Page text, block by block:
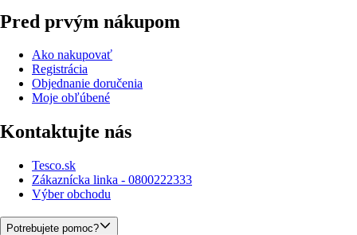
Pred prvým nákupom
Ako nakupovať
Registrácia
Objednanie doručenia
Moje obľúbené
Kontaktujte nás
Tesco.sk
Zákaznícka linka - 0800222333
Výber obchodu
Potrebujete pomoc?